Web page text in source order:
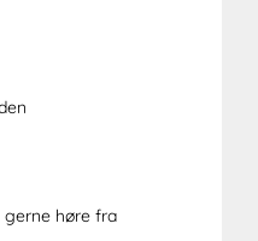
gerne høre fra